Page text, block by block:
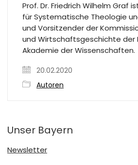
Prof. Dr. Friedrich Wilhelm Graf
für Systematische Theologie
und Vorsitzender der
und Wirtschaftsgeschichte der
Akademie der Wissenschaften.
20.02.2020
Autoren
Unser Bayern
Newsletter